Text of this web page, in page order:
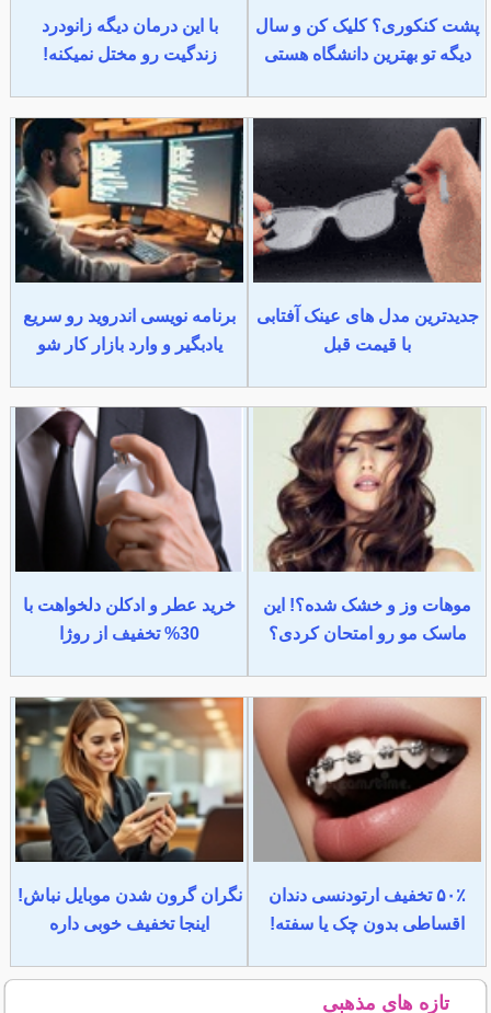
پشت کنکوری؟ کلیک کن و سال
دیگه تو بهترین دانشگاه هستی
با این درمان دیگه زانودرد
زندگیت رو مختل نمیکنه!
جدیدترین مدل های عینک آفتابی
با قیمت قبل
برنامه نویسی اندروید رو سریع
یادبگیر و وارد بازار کار شو
موهات وز و خشک شده؟! این
ماسک مو رو امتحان کردی؟
خرید عطر و ادکلن دلخواهت با
30% تخفیف از روژا
۵۰٪ تخفیف ارتودنسی دندان
اقساطی بدون چک یا سفته!
نگران گرون شدن موبایل نباش!
اینجا تخفیف خوبی داره
تازه های مذهبی